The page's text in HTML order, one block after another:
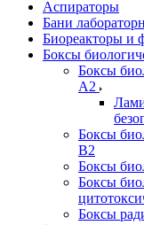
Аспираторы
Бани
Биореакторы и
Боксы
Боксы
A2
Боксы
B2
Боксы
Боксы
Боксы